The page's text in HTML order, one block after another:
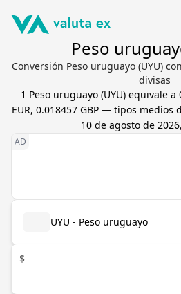
Peso
Conversión Peso uruguayo (UYU)
divisas
1 Peso uruguayo (UYU) equivale a
EUR, 0.018457 GBP — tipos medios
10 de agosto de
UYU - Peso uruguayo
$